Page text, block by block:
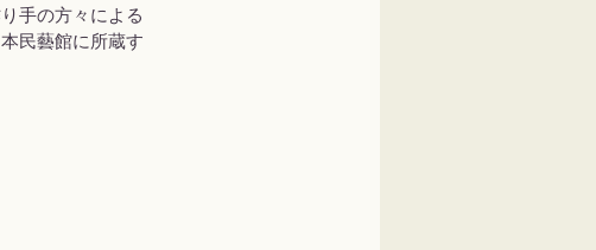
手の方々による
民藝館に所蔵す